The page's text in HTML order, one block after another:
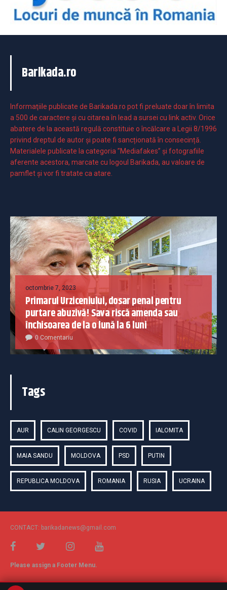
Barikada.ro
Informaţiile publicate de Barikada.ro pot fi preluate doar în limita
a 500 de caractere şi cu citarea în lead a sursei cu link activ. Orice
abatere de la această regulă constituie o încălcare a Legii 8/1996
privind dreptul de autor și poate fi sancționată în consecință.
Materialele publicate la categoria ”Mediafakes” și fotografiile
aferente acestora, marcate cu logoul Barikada, au valoare de
pamflet și vor fi tratate ca atare.
octombrie 7, 2023
Primarul Urziceniului, dosar penal pentru
purtare abuzivă! Sava riscă amenda sau
închisoarea de la o lună la 6 luni
0 Comentariu
Tags
AUR CALIN GEORGESCU COVID IALOMITA
MAIA SANDU MOLDOVA PSD PUTIN
REPUBLICA MOLDOVA ROMANIA RUSIA UCRAINA
CONTACT: barikadanews@gmail.com
Please assign a Footer Menu.